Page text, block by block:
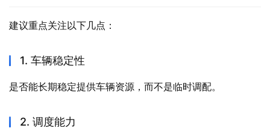
建议重点关注以下几点：
1. 车辆稳定性
是否能长期稳定提供车辆资源，而不是临时调配。
2. 调度能力